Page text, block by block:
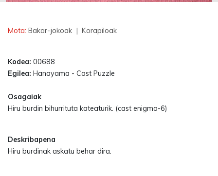
Mota: Bakar-jokoak | Korapiloak
Kodea: 00688
Egilea: Hanayama - Cast Puzzle
Osagaiak
Hiru burdin bihurrituta kateaturik. (cast enigma-6)
Deskribapena
Hiru burdinak askatu behar dira.